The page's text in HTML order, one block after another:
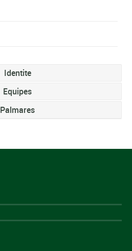
Identite
Equipes
Palmares